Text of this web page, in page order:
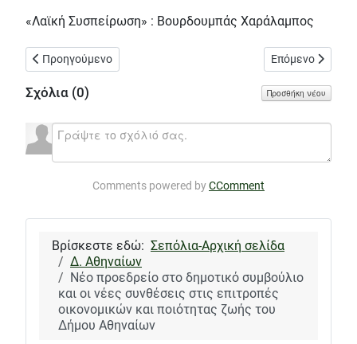
«Λαϊκή Συσπείρωση» : Βουρδουμπάς Χαράλαμπος
Προηγούμενο άρθρο: Έντονη κριτική από την
Προηγούμενο Επόμενο άρθρο:
Επόμενο
Σχόλια (0) Προσθήκη νέου
Comments powered byCComment
Βρίσκεστε εδώ: Σεπόλια-Αρχική σελίδα
Δ. Αθηναίων
Νέο προεδρείο στο δημοτικό συμβούλιο
και οι νέες συνθέσεις στις επιτροπές
οικονομικών και ποιότητας ζωής του
Δήμου Αθηναίων